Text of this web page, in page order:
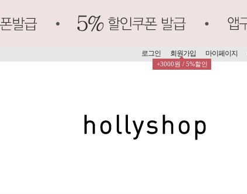
로그인 회원가입
+3000원 / 5%할인
마이페이지